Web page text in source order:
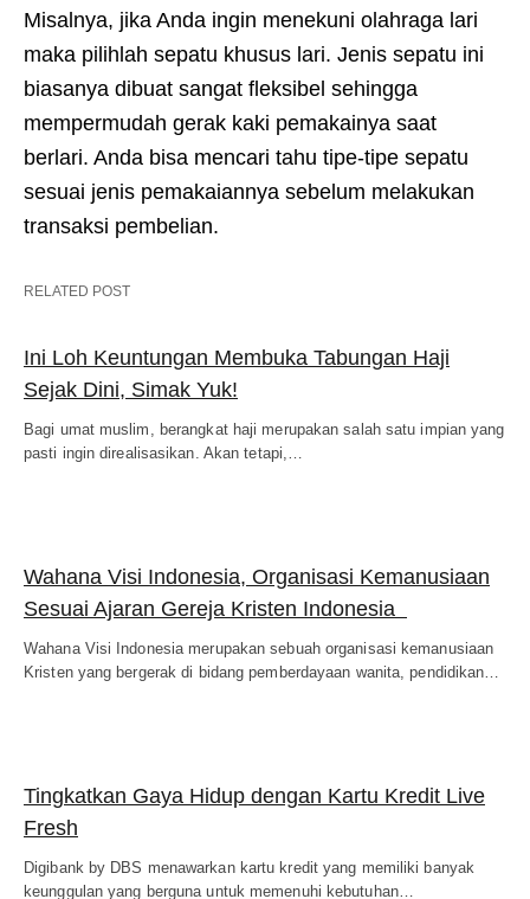
Misalnya, jika Anda ingin menekuni olahraga lari
maka pilihlah sepatu khusus lari. Jenis sepatu ini
biasanya dibuat sangat fleksibel sehingga
mempermudah gerak kaki pemakainya saat
berlari. Anda bisa mencari tahu tipe-tipe sepatu
sesuai jenis pemakaiannya sebelum melakukan
transaksi pembelian.
RELATED POST
Ini Loh Keuntungan Membuka Tabungan Haji
Sejak Dini, Simak Yuk!
Bagi umat muslim, berangkat haji merupakan salah satu impian yang
pasti ingin direalisasikan. Akan tetapi,…
Wahana Visi Indonesia, Organisasi Kemanusiaan
Sesuai Ajaran Gereja Kristen Indonesia
Wahana Visi Indonesia merupakan sebuah organisasi kemanusiaan
Kristen yang bergerak di bidang pemberdayaan wanita, pendidikan…
Tingkatkan Gaya Hidup dengan Kartu Kredit Live
Fresh
Digibank by DBS menawarkan kartu kredit yang memiliki banyak
keunggulan yang berguna untuk memenuhi kebutuhan…